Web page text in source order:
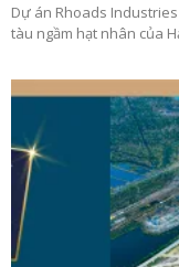
Dự án Rhoads
tàu ngầm hạt nhân của